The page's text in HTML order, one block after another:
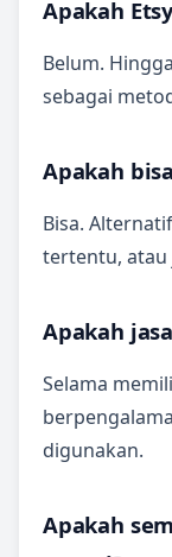
Apakah
Belum.
sebagai
Apakah
Bisa.
tertentu, atau
Apakah
Selama
digunakan.
Apakah